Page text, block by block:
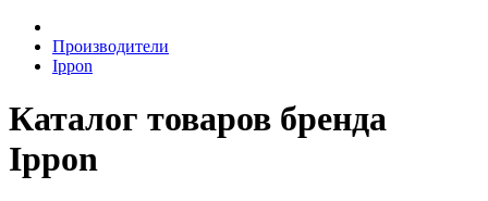
Производители
Ippon
Каталог товаров бренда
Ippon